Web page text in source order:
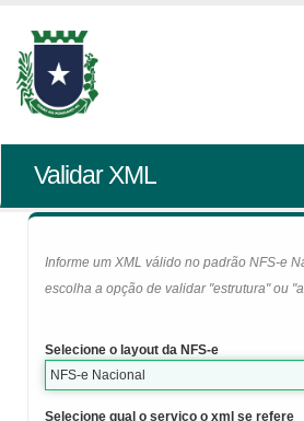
Validar XML
Informe um XML válido no padrão NFS-e
escolha a opção de validar "estrutura" ou
Selecione o layout da NFS-e
NFS-e Nacional
Selecione qual o serviço o xml se refere